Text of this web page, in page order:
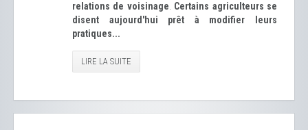
relations de voisinage Certains agriculteurs se
disent aujourd'hui prêt à modifier leurs
pratiques...
LIRE LA SUITE